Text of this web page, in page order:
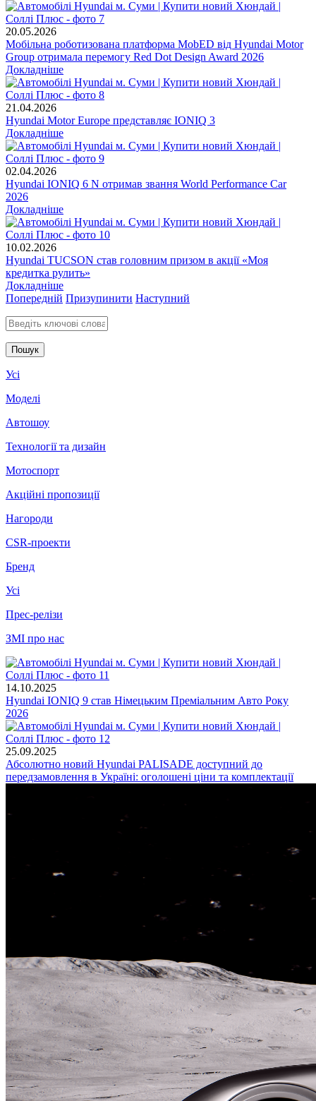
20.05.2026
Мобільна роботизована платформа MobED від Hyundai Motor
Group отримала перемогу Red Dot Design Award 2026
Докладніше
21.04.2026
Hyundai Motor Europe представляє IONIQ 3
Докладніше
02.04.2026
Hyundai IONIQ 6 N отримав звання World Performance Car
2026
Докладніше
10.02.2026
Hyundai TUCSON став головним призом в акції «Моя
кредитка рулить»
Докладніше
Попередній Призупинити Наступний
Введіть ключові слова для пошуку
Усі
Моделі
Автошоу
Технології та дизайн
Мотоспорт
Акційні пропозиції
Нагороди
CSR-проекти
Бренд
Усі
Прес-релізи
ЗМІ про нас
14.10.2025
Hyundai IONIQ 9 став Німецьким Преміальним Авто Року
2026
25.09.2025
Абсолютно новий Hyundai PALISADE доступний до
передзамовлення в Україні: оголошені ціни та комплектації